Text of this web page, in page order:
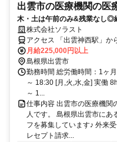
出雲市の医療機関の医
木・土は午前のみ&残業なし◎
株式会社ソラスト
アクセス 「出雲神西駅」か
月給225,000円以上
島根県出雲市
勤務時間 総労働時間：1ヶ
～ 18:30 [月,火,水,金] 実働
～ 1...
仕事内容 出雲市の医療機関
人です。 島根県出雲市にあ
フを募集しています♪ 外来
レセプト請求...